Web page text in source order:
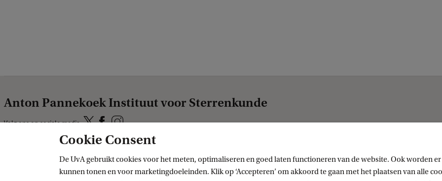
Anton Pannekoek Instituut voor Sterrenkunde
Volg ons op sociale media
Cookie Consent
De UvA gebruikt cookies voor het meten, optimaliseren en goed laten functioneren van de website. Ook worden
kunnen tonen en voor marketingdoeleinden. Klik op ‘Accepteren’ om akkoord te gaan met het plaatsen van alle